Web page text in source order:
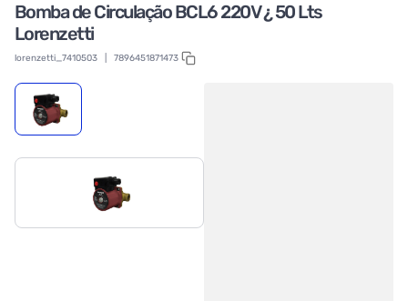
Bomba de Circulação BCL6 220V ¿ 50 Lts
Lorenzetti
lorenzetti_7410503 7896451871473